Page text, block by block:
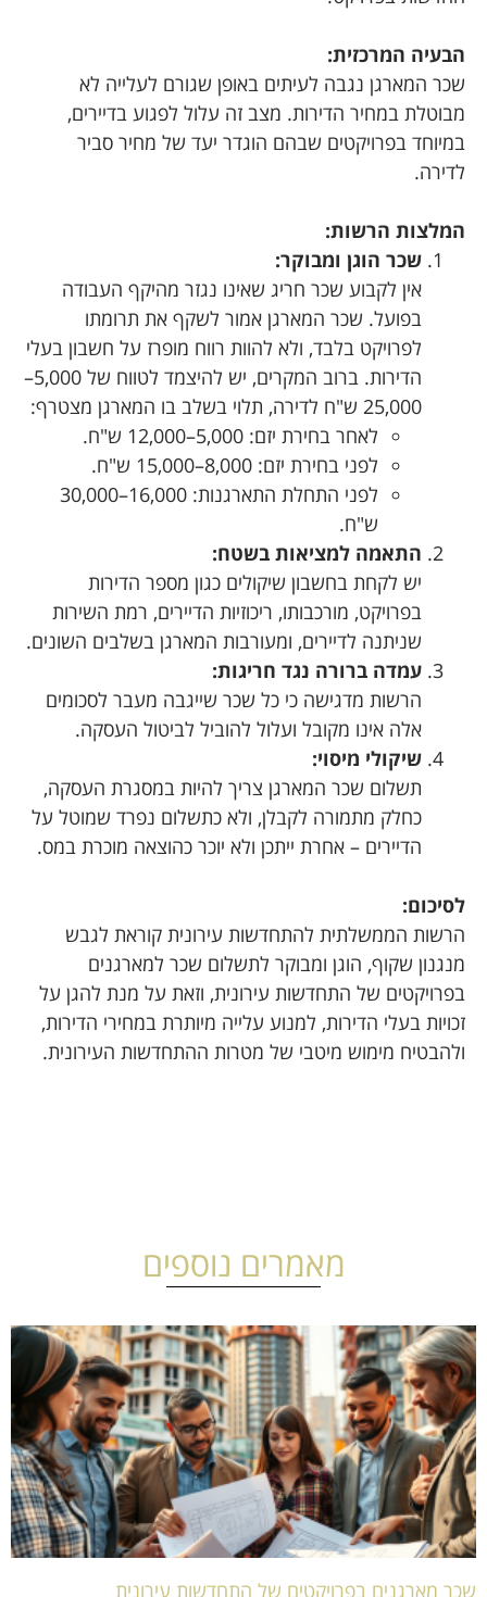
הבעיה המרכזית:
שכר המארגן נגבה לעיתים באופן שגורם לעלייה לא
מבוטלת במחיר הדירות. מצב זה עלול לפגוע בדיירים,
במיוחד בפרויקטים שבהם הוגדר יעד של מחיר סביר
לדירה.
המלצות הרשות:
שכר הוגן ומבוקר:
אין לקבוע שכר חריג שאינו נגזר מהיקף העבודה
בפועל. שכר המארגן אמור לשקף את תרומתו
לפרויקט בלבד, ולא להוות רווח מופרז על חשבון בעלי
הדירות. ברוב המקרים, יש להיצמד לטווח של 5,000–
25,000 ש"ח לדירה, תלוי בשלב בו המארגן מצטרף:
לאחר בחירת יזם: 5,000–12,000 ש"ח.
לפני בחירת יזם: 8,000–15,000 ש"ח.
לפני התחלת התארגנות: 16,000–30,000
ש"ח.
התאמה למציאות בשטח:
יש לקחת בחשבון שיקולים כגון מספר הדירות
בפרויקט, מורכבותו, ריכוזיות הדיירים, רמת השירות
שניתנה לדיירים, ומעורבות המארגן בשלבים השונים.
עמדה ברורה נגד חריגות:
הרשות מדגישה כי כל שכר שייגבה מעבר לסכומים
אלה אינו מקובל ועלול להוביל לביטול העסקה.
שיקולי מיסוי:
תשלום שכר המארגן צריך להיות במסגרת העסקה,
כחלק מתמורה לקבלן, ולא כתשלום נפרד שמוטל על
הדיירים – אחרת ייתכן ולא יוכר כהוצאה מוכרת במס.
לסיכום:
הרשות הממשלתית להתחדשות עירונית קוראת לגבש
מנגנון שקוף, הוגן ומבוקר לתשלום שכר למארגנים
בפרויקטים של התחדשות עירונית, וזאת על מנת להגן על
זכויות בעלי הדירות, למנוע עלייה מיותרת במחירי הדירות,
ולהבטיח מימוש מיטבי של מטרות ההתחדשות העירונית.
מאמרים נוספים
שכר מארגנים בפרויקטים של התחדשות עירונית